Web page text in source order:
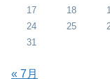
17
18
24
25
31
« 7月